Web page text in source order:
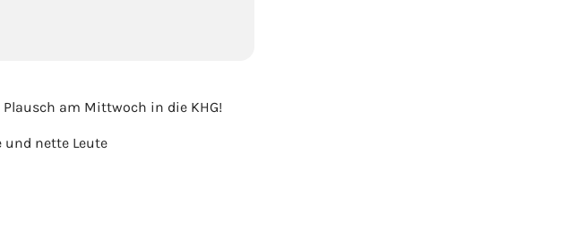
am Mittwoch in die KHG!
und nette Leute